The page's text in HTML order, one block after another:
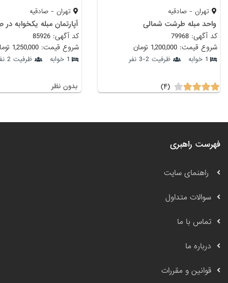
تهران - صادقیه
واحد مبله طرشت شمالی
کد آگهی: 79968
شروع قیمت: 1,200,000 تومان
1 خوابه ظرفیت 2-3 نفر
(۴)
تهران - صادقیه
آپارتمان مبله یکخوابه در
کد آگهی: 85926
شروع قیمت: 1,250,000 تومان
1 خوابه ظرفیت 2 نفر
بدون نظر
فهرست راهبری
راهنمای سایت
سوالات متداول
تماس با ما
درباره ما
قوانین و مقررات